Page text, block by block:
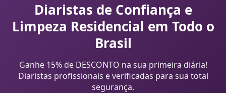
Diaristas de Confiança e
Limpeza Residencial em Todo o
Brasil
Ganhe 15% de DESCONTO na sua primeira diária!
Diaristas profissionais e verificadas para sua total
segurança.